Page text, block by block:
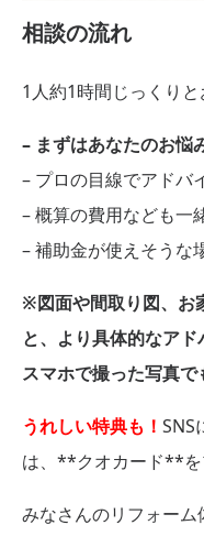
相談の流れ
1人約1時間じっくりと
– まずはあなたのお悩
– プロの目線でアドバ
– 概算の費用なども一
– 補助金が使えそうな
※図面や間取り図、お
と、より具体的なアド
スマホで撮った写真で
うれしい特典も！ SNS
は、**クオカード**を
みなさんのリフォー